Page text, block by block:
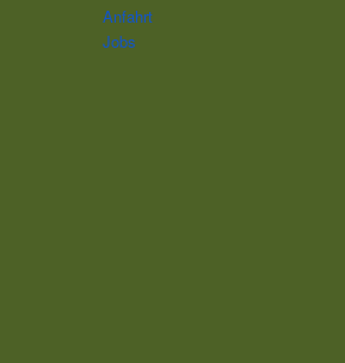
Anfahrt
Jobs